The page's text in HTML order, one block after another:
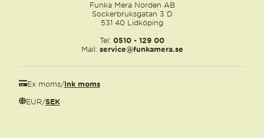
Funka Mera Norden AB
Sockerbruksgatan 3 D
531 40 Lidköping
Tel: 0510 - 129 00
Mail: service@funkamera.se
Ex moms/Ink moms
EUR/SEK